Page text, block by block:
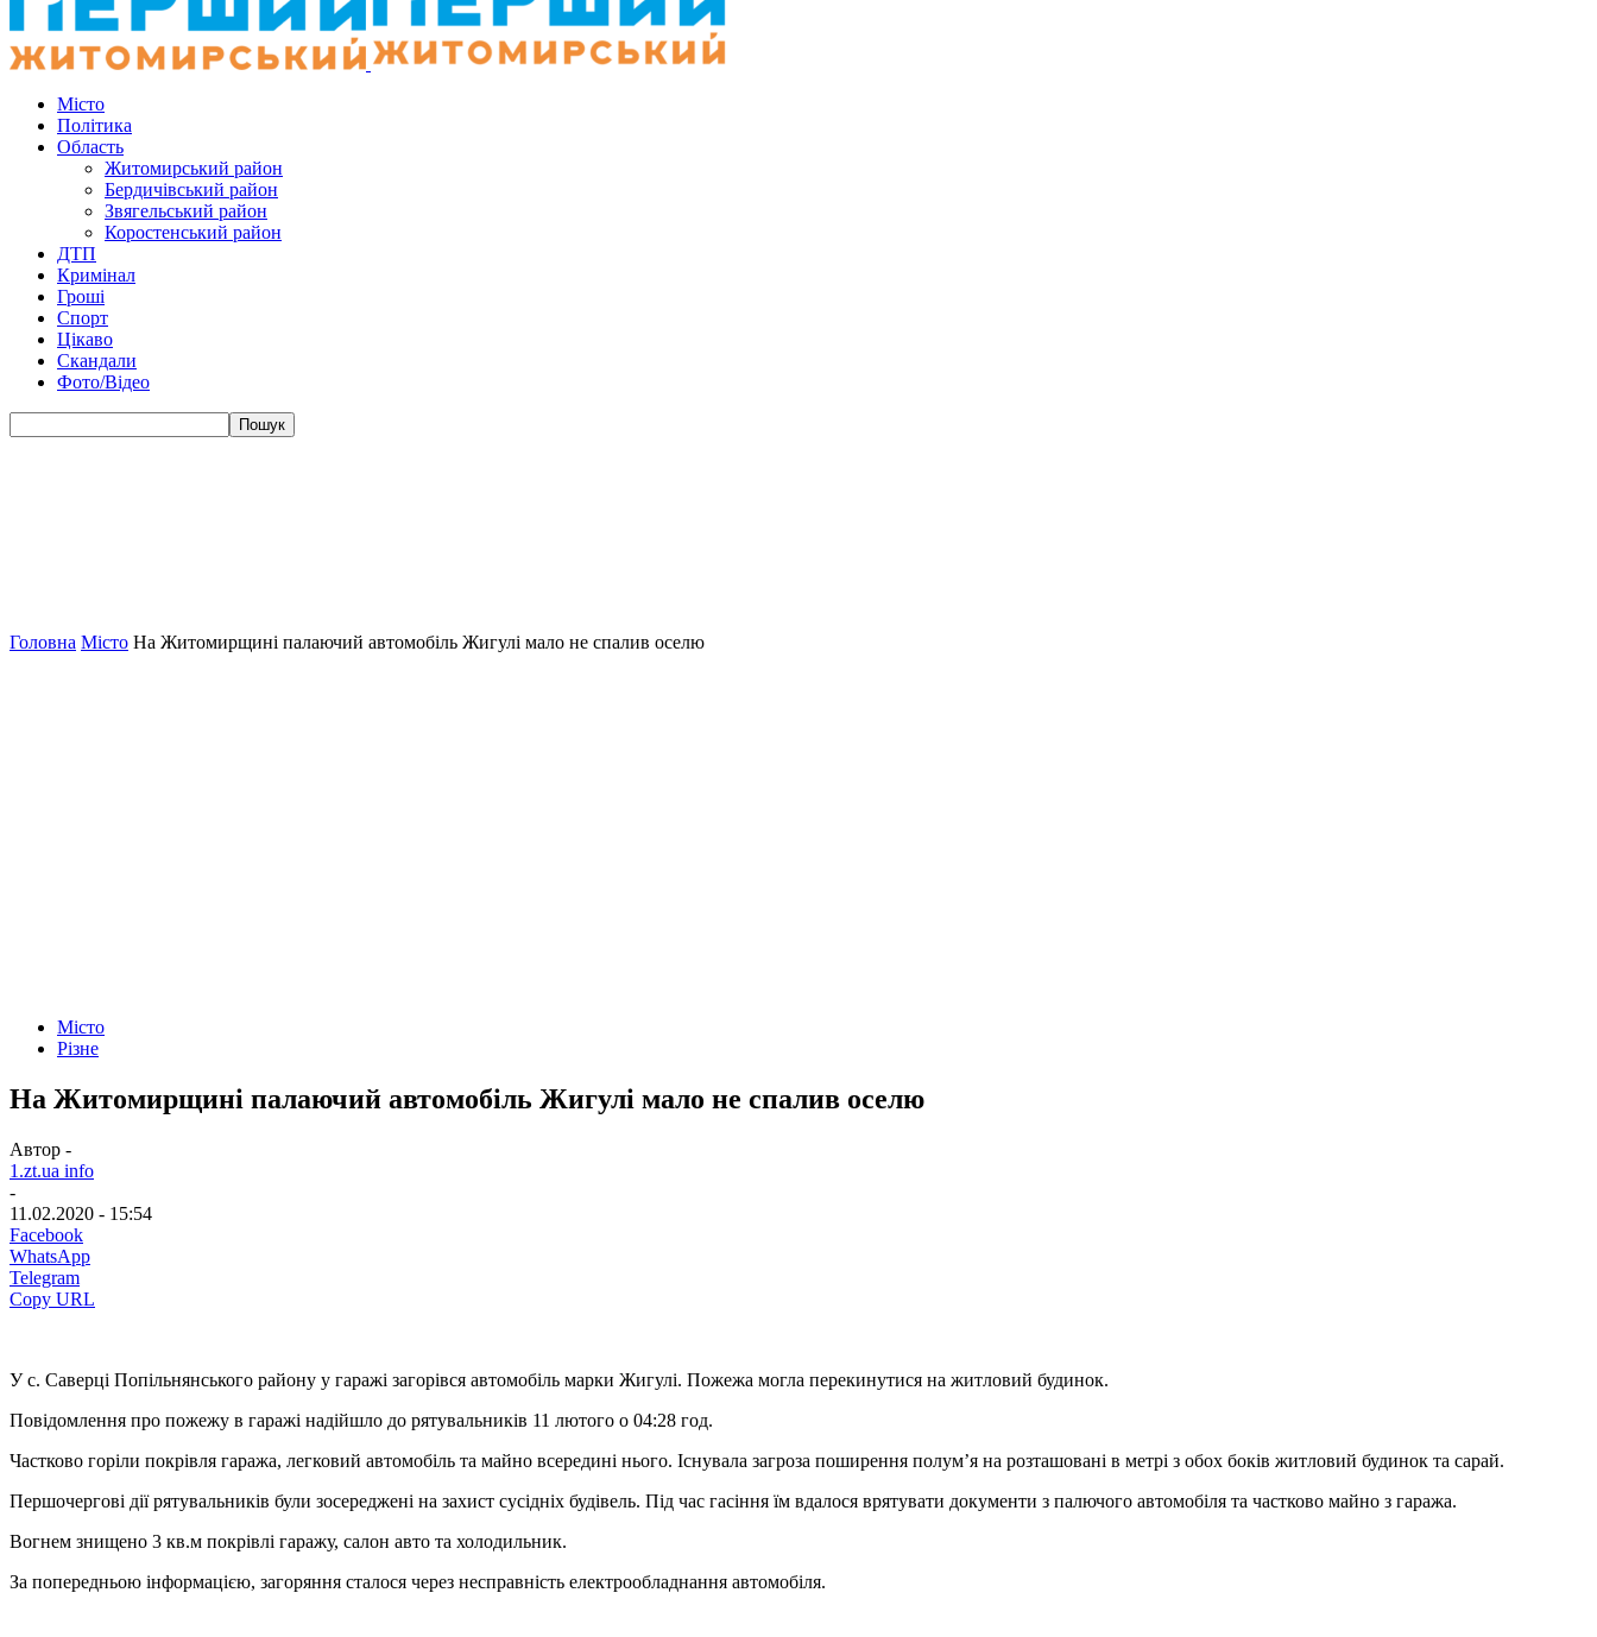
Місто
Політика
Область
Житомирський район
Бердичівський район
Звягельський район
Коростенський район
ДТП
Кримінал
Гроші
Спорт
Цікаво
Скандали
Фото/Відео
Головна Місто На Житомирщині палаючий автомобіль Жигулі мало не спалив оселю
Місто
Різне
На Житомирщині палаючий автомобіль Жигулі мало не спалив оселю
Автор -
1.zt.ua info
-
11.02.2020 - 15:54
Facebook
WhatsApp
Telegram
Copy URL
У с. Саверці Попільнянського району у гаражі загорівся автомобіль марки Жигулі. Пожежа могла перекинутися на житловий будинок.
Повідомлення про пожежу в гаражі надійшло до рятувальників 11 лютого о 04:28 год.
Частково горіли покрівля гаража, легковий автомобіль та майно всередині нього. Існувала загроза поширення полум’я на розташовані в метрі з обох боків житловий будинок та сарай.
Першочергові дії рятувальників були зосереджені на захист сусідніх будівель. Під час гасіння їм вдалося врятувати документи з палючого автомобіля та частково майно з гаража.
Вогнем знищено 3 кв.м покрівлі гаражу, салон авто та холодильник.
За попередньою інформацією, загоряння сталося через несправність електрообладнання автомобіля.